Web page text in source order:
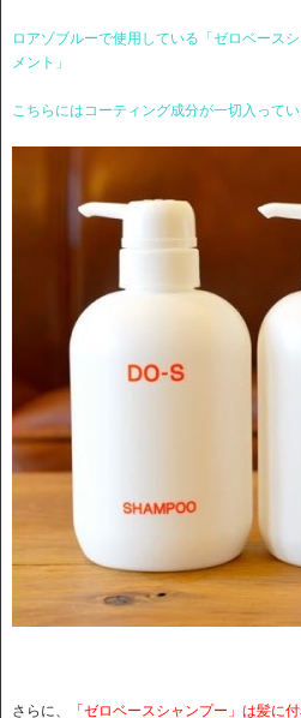
ロアゾブルーで使用している「ゼロベース
メント」
こちらにはコーティング成分が一切入ってい
さらに、 「ゼロベースシャンプー」は髪に